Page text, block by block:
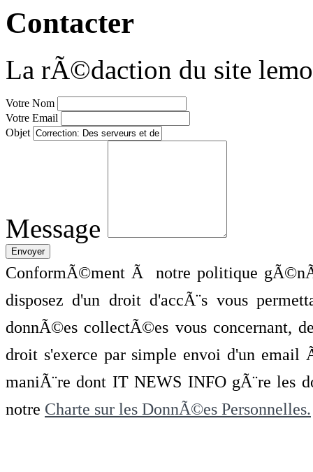
Contacter
La rÃ©daction du site
Votre Nom
Votre Email
Objet
Message
ConformÃ©ment Ã notre politique
disposez d'un droit d'accÃ¨s vous
donnÃ©es collectÃ©es vous concernant,
droit s'exerce par simple envoi d'un
maniÃ¨re dont IT NEWS INFO gÃ¨re les
notre Charte sur les DonnÃ©es Personnelles.